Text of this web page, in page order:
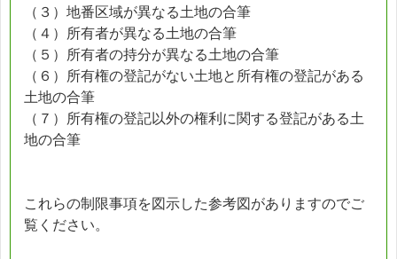
（３）地番区域が異なる土地の合筆
（４）所有者が異なる土地の合筆
（５）所有者の持分が異なる土地の合筆
（６）所有権の登記がない土地と所有権の登記がある
土地の合筆
（７）所有権の登記以外の権利に関する登記がある土
地の合筆
これらの制限事項を図示した参考図がありますのでご
覧ください。